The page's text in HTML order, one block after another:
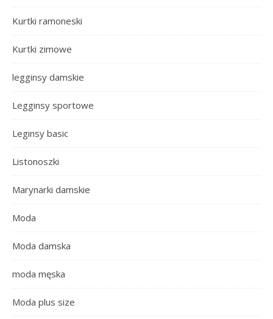
Kurtki ramoneski
Kurtki zimowe
legginsy damskie
Legginsy sportowe
Leginsy basic
Listonoszki
Marynarki damskie
Moda
Moda damska
moda męska
Moda plus size